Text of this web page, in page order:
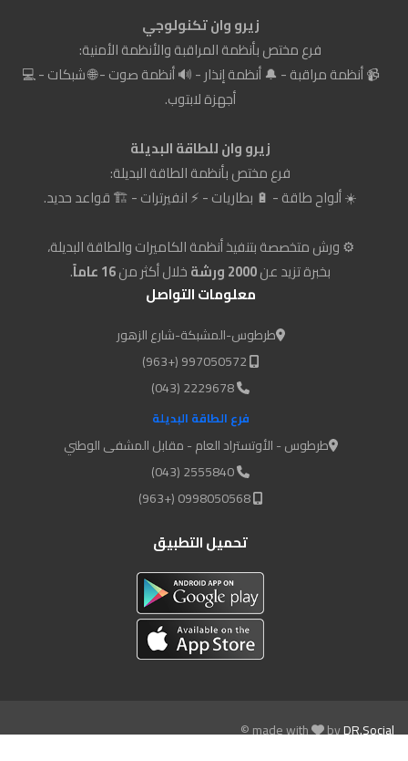
زيرو وان تكنولوجي
فرع مختص بأنظمة المراقبة والأنظمة الأمنية:
📹 أنظمة مراقبة - 🔔 أنظمة إنذار - 🔊 أنظمة صوت - 🌐 شبكات - 💻
أجهزة لابتوب.
زيرو وان للطاقة البديلة
فرع مختص بأنظمة الطاقة البديلة:
☀️ ألواح طاقة - 🔋 بطاريات - ⚡ انفيرترات - 🏗️ قواعد حديد.
⚙️ ورش متخصصة بتنفيذ أنظمة الكاميرات والطاقة البديلة،
بخبرة تزيد عن2000 ورشة خلال أكثر من16 عاماً
.
معلومات التواصل
طرطوس-المشبكة-شارع الزهور
2229678 (043)
فرع الطاقة البديلة
طرطوس - الأوتستراد العام - مقابل المشفى الوطني
2555840 (043)
تحميل التطبيق
© made with byDR.Social